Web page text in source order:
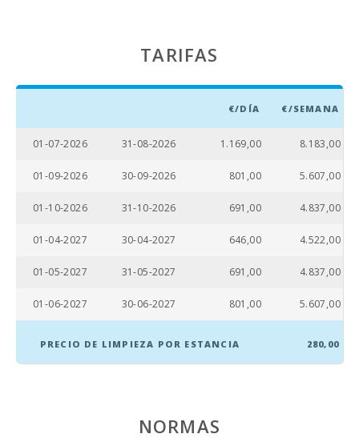
Playa Can
Playa Cala
Antena,
- Cala Millor
y roca - Playa
TARIFAS
€/DÍA €/SEMANA
01-07-2026 31-08-2026 1.169,00 8.183,00
01-09-2026 30-09-2026 801,00 5.607,00
01-10-2026 31-10-2026 691,00 4.837,00
01-04-2027 30-04-2027 646,00 4.522,00
01-05-2027 31-05-2027 691,00 4.837,00
01-06-2027 30-06-2027 801,00 5.607,00
PRECIO DE LIMPIEZA POR ESTANCIA 280,00
NORMAS